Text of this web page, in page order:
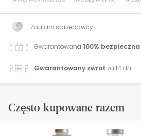
Zaufani sprzedawcy
Gwarantowana 100% bezpieczna
Gwarantowany zwrot za 14 dni
Często kupowane razem